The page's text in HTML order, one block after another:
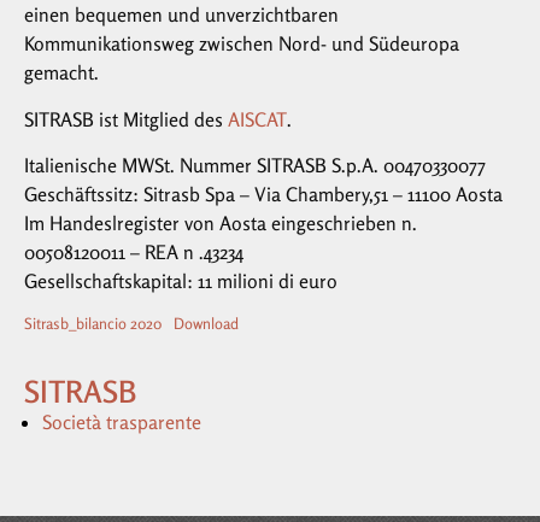
SITRASB
Società trasparente
einen bequemen und unverzichtbaren
Kommunikationsweg zwischen Nord- und Südeuropa
gemacht.
SITRASB ist Mitglied des AISCAT.
Italienische MWSt. Nummer SITRASB S.p.A. 00470330077
Geschäftssitz: Sitrasb Spa – Via Chambery,51 – 11100 Aosta
Im Handeslregister von Aosta eingeschrieben n.
00508120011 – REA n .43234
Gesellschaftskapital: 11 milioni di euro
Sitrasb_bilancio 2020 Download